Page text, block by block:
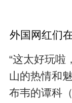
外国网红们
“这太好玩啦
山的热情和
布韦的谭科